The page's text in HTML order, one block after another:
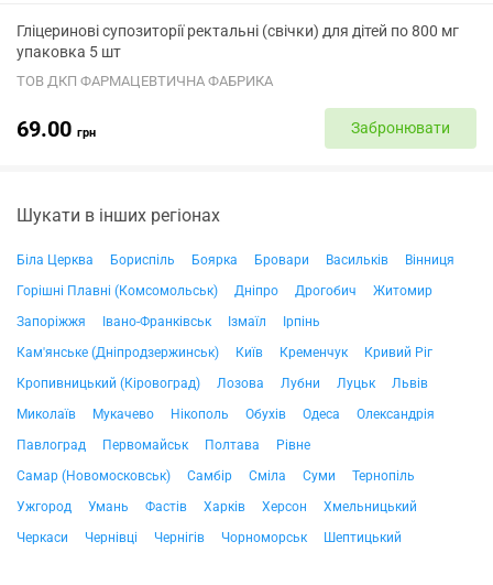
Гліцеринові супозиторії ректальні (свічки) для дітей по 800 мг
упаковка 5 шт
ТОВ ДКП ФАРМАЦЕВТИЧНА ФАБРИКА
69.00 грн Забронювати
Шукати в інших регіонах
Біла Церква Бориспіль Боярка Бровари Васильків
Вінниця
Горішні Плавні (Комсомольськ)
Дніпро Дрогобич
Житомир
Запоріжжя
Івано-Франківськ Ізмаїл
Ірпінь
Кам'янське (Дніпродзержинськ)
Київ Кременчук
Кривий Ріг
Кропивницький (Кіровоград)
Лозова Лубни Луцьк
Львів
Миколаїв
Мукачево Нікополь Обухів Одеса
Олександрія
Павлоград
Первомайськ Полтава
Рівне
Самар (Новомосковськ)
Самбір Сміла Суми
Тернопіль
Ужгород
Умань Фастів Харків Херсон
Хмельницький
Черкаси
Чернівці Чернігів Чорноморськ Шептицький